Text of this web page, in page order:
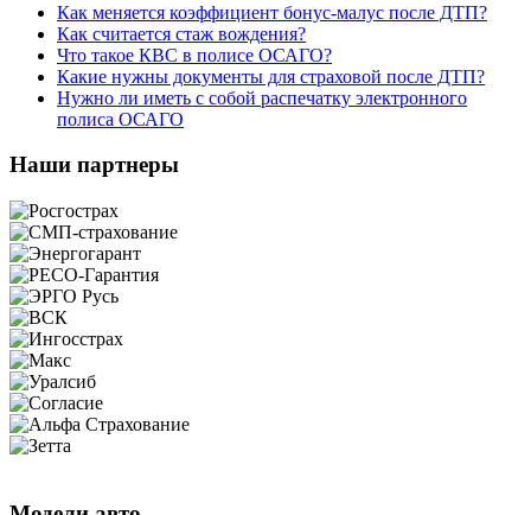
Как меняется коэффициент бонус-малус после ДТП?
Как считается стаж вождения?
Что такое КВС в полисе ОСАГО?
Какие нужны документы для страховой после ДТП?
Нужно ли иметь с собой распечатку электронного
полиса ОСАГО
Наши партнеры